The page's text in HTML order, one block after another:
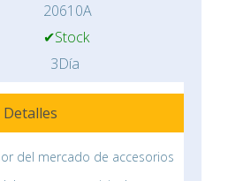
20610A
✔Stock
3Día
Detalles
del mercado de accesorios